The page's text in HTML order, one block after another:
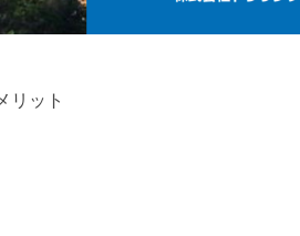
リット